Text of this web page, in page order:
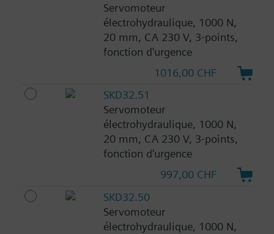
Servomoteur
électrohydraulique, 1000 N,
20 mm, CA 230 V, 3-points,
fonction d'urgence
1016,00 CHF
SKD32.51
Servomoteur
électrohydraulique, 1000 N,
20 mm, CA 230 V, 3-points,
fonction d'urgence
997,00 CHF
SKD32.50
Servomoteur
électrohydraulique, 1000 N,